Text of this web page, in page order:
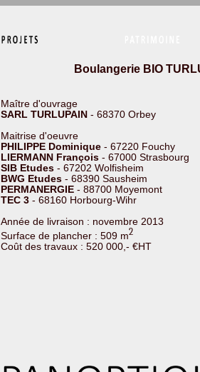
Boulangerie BIO
Maître d'ouvrage
SARL TURLUPAIN - 68370 Orbey
Maitrise d'oeuvre
PHILIPPE Dominique - 67220 Fouchy
LIERMANN François - 67000 Strasbourg
SIB Etudes - 67202 Wolfisheim
BWG Etudes - 68390 Sausheim
PERMANERGIE - 88700 Moyemont
TEC 3 - 68160 Horbourg-Wihr
Année de livraison : novembre 2013
Surface de plancher : 509 m2
Coût des travaux : 520 000,- €HT